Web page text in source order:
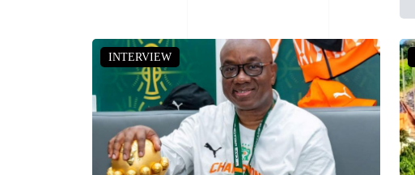
INTERVIEW